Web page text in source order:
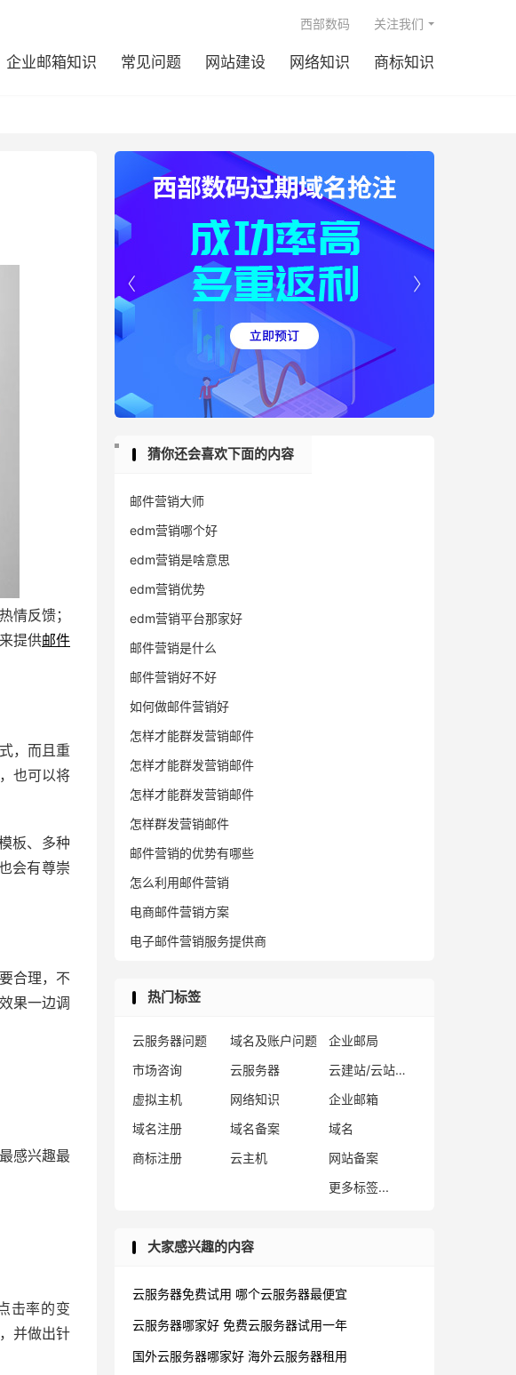
企业邮箱知识 常见问题 网站建设 网络知识 商标知识
西部数码 关注我们
情反馈；
提供邮件
，而且重
也可以将
板、多种
会有尊崇
合理，不
果一边调
感兴趣最
击率的变
并做出针


猜你还会喜欢下面的内容
邮件营销大师
edm营销哪个好
edm营销是啥意思
edm营销优势
edm营销平台那家好
邮件营销是什么
邮件营销好不好
如何做邮件营销好
怎样才能群发营销邮件
怎样才能群发营销邮件
怎样才能群发营销邮件
怎样群发营销邮件
邮件营销的优势有哪些
怎么利用邮件营销
电商邮件营销方案
电子邮件营销服务提供商
热门标签
云服务器问题 域名及账户问题
企业邮局
市场咨询
云服务器
云建站/云站群/小程序
虚拟主机
网络知识
企业邮箱
域名注册
域名备案
域名
商标注册
云主机
网站备案
更多标签...
大家感兴趣的内容
云服务器免费试用 哪个云服务器最便宜
云服务器哪家好 免费云服务器试用一年
国外云服务器哪家好 海外云服务器租用